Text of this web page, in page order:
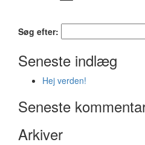
Søg efter:
Seneste indlæg
Hej verden!
Seneste
Arkiver